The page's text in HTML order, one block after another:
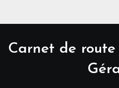
Carnet de